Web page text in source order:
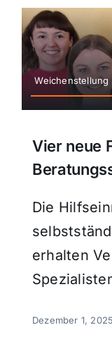
Weichenstellung
Vier neue
Die
erhalten
Dezember 1, 2025